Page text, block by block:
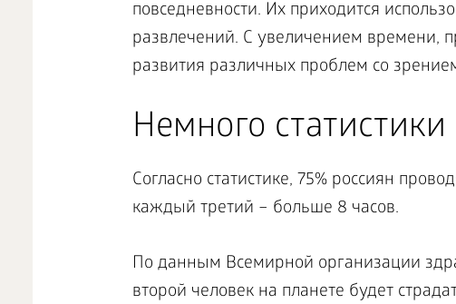
повседневности. Их приходится
развлечений. С увеличением времени,
развития различных проблем со
Немного статистики
Согласно статистике, 75% россиян
каждый третий – больше 8 часов.
По данным Всемирной организации
второй человек на планете будет